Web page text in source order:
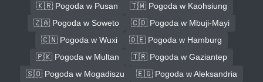
🇰🇷 Pogoda w Pusan
🇹🇼 Pogoda w Kaohsiung
🇿🇦 Pogoda w Soweto
🇨🇩 Pogoda w Mbuji-Mayi
🇨🇳 Pogoda w Wuxi
🇩🇪 Pogoda w Hamburg
🇵🇰 Pogoda w Multan
🇹🇷 Pogoda w Gaziantep
🇸🇴 Pogoda w Mogadiszu
🇪🇬 Pogoda w Aleksandria